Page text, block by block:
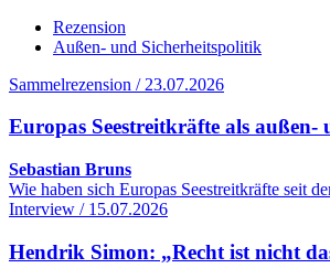
Rezension
Außen- und Sicherheitspolitik
Sammelrezension / 23.07.2026
Europas Seestreitkräfte als außen-
Sebastian Bruns
Wie haben sich Europas Seestreitkräfte seit
Interview / 15.07.2026
Hendrik Simon: „Recht ist nicht